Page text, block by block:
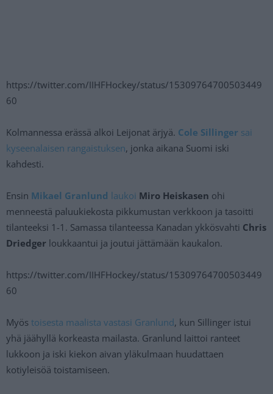
https://twitter.com/IIHFHockey/status/15309764700503449
60
Kolmannessa erässä alkoi Leijonat ärjyä. Cole Sillinger sai
kyseenalaisen rangaistuksen, jonka aikana Suomi iski
kahdesti.
Ensin Mikael Granlund laukoi Miro Heiskasen ohi
menneestä paluukiekosta pikkumustan verkkoon ja tasoitti
tilanteeksi 1-1. Samassa tilanteessa Kanadan ykkösvahti Chris
Driedger loukkaantui ja joutui jättämään kaukalon.
https://twitter.com/IIHFHockey/status/15309764700503449
60
Myös toisesta maalista vastasi Granlund, kun Sillinger istui
yhä jäähyllä korkeasta mailasta. Granlund laittoi ranteet
lukkoon ja iski kiekon aivan yläkulmaan huudattaen
kotiyleisöä toistamiseen.